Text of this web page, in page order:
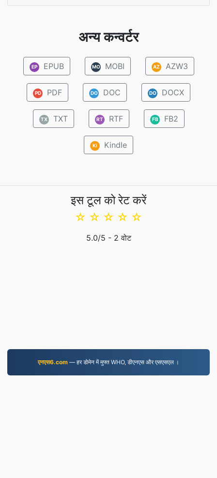
अन्य कन्वर्टर
EP EPUB MO MOBI AZ AZW3
PD PDF DO DOC DO DOCX
TX TXT RT RTF FB FB2
Ki Kindle
इस टूल को रेट करें
☆
☆
☆
☆
☆
5.0/5 - 2 वोट
एनएस6.com — हर डोमेन में मुफ्त WHO, डीएनएस और एसएसएल ।